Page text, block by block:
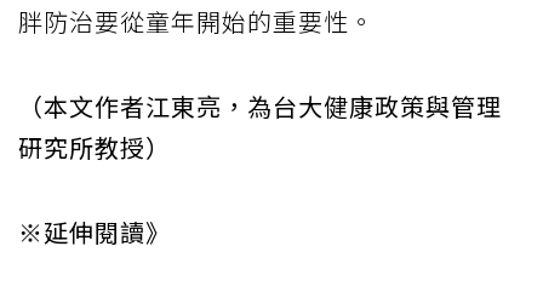
胖防治要從童年開始的重要性。
（本文作者江東亮，為台大健康政策與管理
研究所教授）
※延伸閱讀》